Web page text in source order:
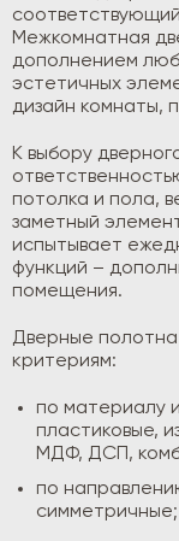
Межкомнатная
дополнением
эстетичных
дизайн комнаты,
К выбору
потолка и пола,
заметный
испытывает
функций –
помещения.
Дверные
критериям:
по материалу
пластиковые,
МДФ, ДСП,
по
симметричные;